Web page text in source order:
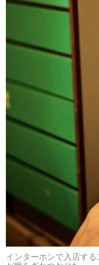
インターホンで入店す